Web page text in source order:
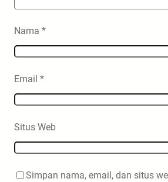
Nama *
Email *
Situs Web
Simpan nama, email, dan situs